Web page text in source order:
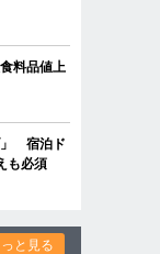
料品値上
」 宿泊ド
も必須
っと見る